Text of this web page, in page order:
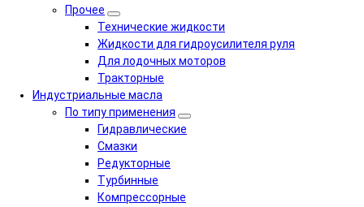
Прочее
Технические жидкости
Жидкости для гидроусилителя руля
Для лодочных моторов
Тракторные
Индустриальные масла
По типу применения
Гидравлические
Cмазки
Редукторные
Турбинные
Компрессорные